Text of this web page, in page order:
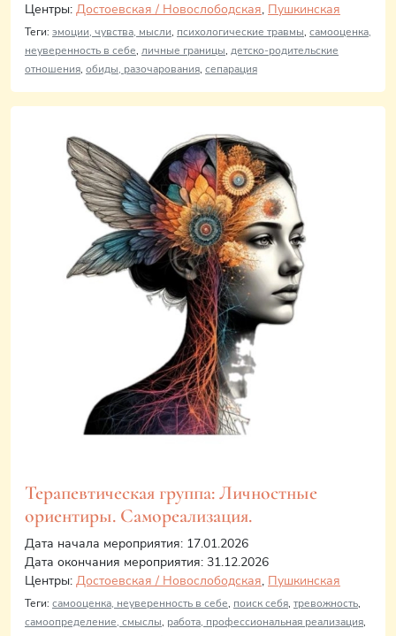
Центры: Достоевская / Новослободская, Пушкинская
Теги: эмоции, чувства, мысли, психологические травмы, самооценка,
неуверенность в себе, личные границы, детско-родительские
отношения, обиды, разочарования, сепарация
Терапевтическая группа: Личностные
ориентиры. Самореализация.
Дата начала мероприятия: 17.01.2026
Дата окончания мероприятия: 31.12.2026
Центры: Достоевская / Новослободская, Пушкинская
Теги: самооценка, неуверенность в себе, поиск себя, тревожность,
самоопределение, смыслы, работа, профессиональная реализация,